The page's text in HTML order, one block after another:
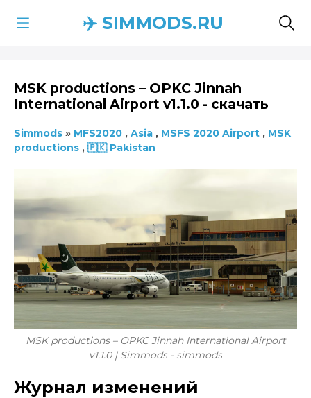
✈️ SIMMODS.RU
MSK productions – OPKC Jinnah
International Airport v1.1.0 - скачать
Simmods » MFS2020 , Asia , MSFS 2020 Airport , MSK
productions , 🇵🇰 Pakistan
MSK productions – OPKC Jinnah International Airport
v1.1.0 | Simmods - simmods
Журнал изменений